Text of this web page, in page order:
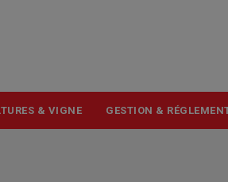
& VIGNE GESTION &